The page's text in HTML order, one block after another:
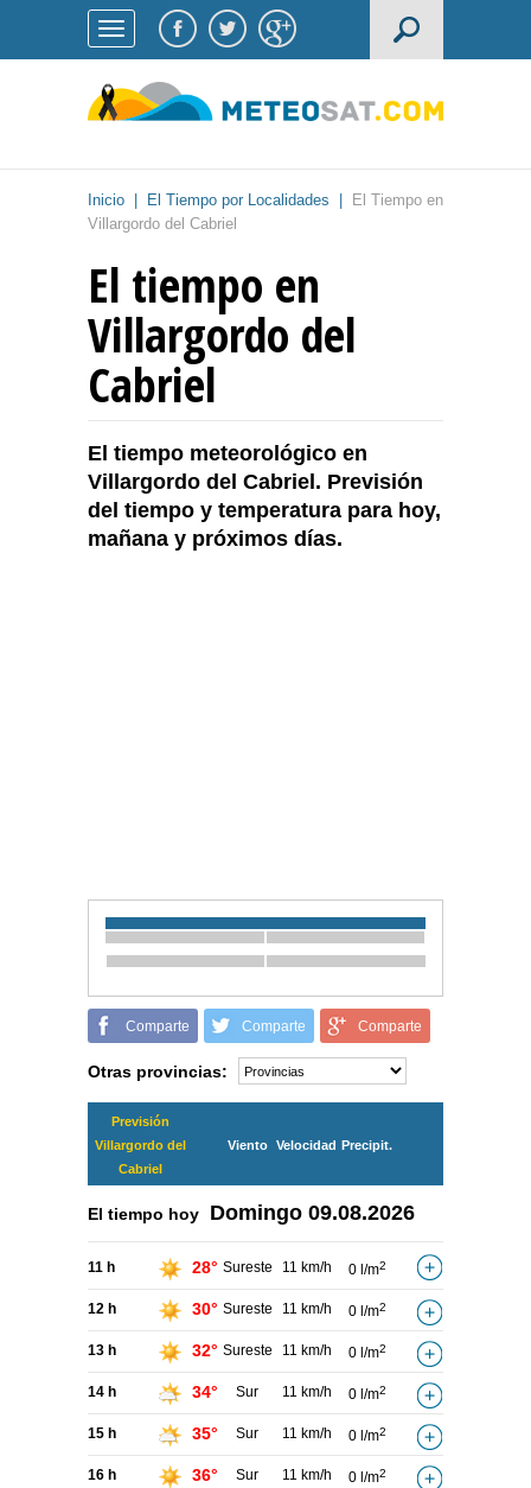
Inicio El Tiempo por Localidades
El Tiempo en
Villargordo del Cabriel
El tiempo en
Villargordo del
Cabriel
El tiempo meteorológico en
Villargordo del Cabriel. Previsión
del tiempo y temperatura para hoy,
mañana y próximos días.
Comparte Comparte Comparte
Otras provincias:
Previsión
Villargordo del
Cabriel
Viento Velocidad Precipit.
El tiempo hoy Domingo 09.08.2026
11 h 28° Sureste 11 km/h 0 l/m2
12 h 30° Sureste 11 km/h 0 l/m2
13 h 32° Sureste 11 km/h 0 l/m2
14 h 34° Sur 11 km/h 0 l/m2
15 h 35° Sur 11 km/h 0 l/m2
16 h 36° Sur 11 km/h 0 l/m2